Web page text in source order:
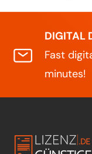
DIGITAL
Fast
minutes!